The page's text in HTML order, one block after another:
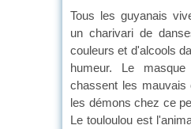
Tous les guyanais
un charivari de
couleurs et d'alcools
humeur. Le
chassent les mauvais
les démons chez ce
Le touloulou est